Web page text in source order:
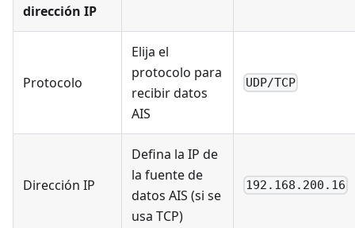
dirección IP
Protocolo
Elija el
protocolo para
recibir datos
AIS
UDP/TCP
Dirección IP
Defina la IP de
la fuente de
datos AIS (si se
usa TCP)
192.168.200.16